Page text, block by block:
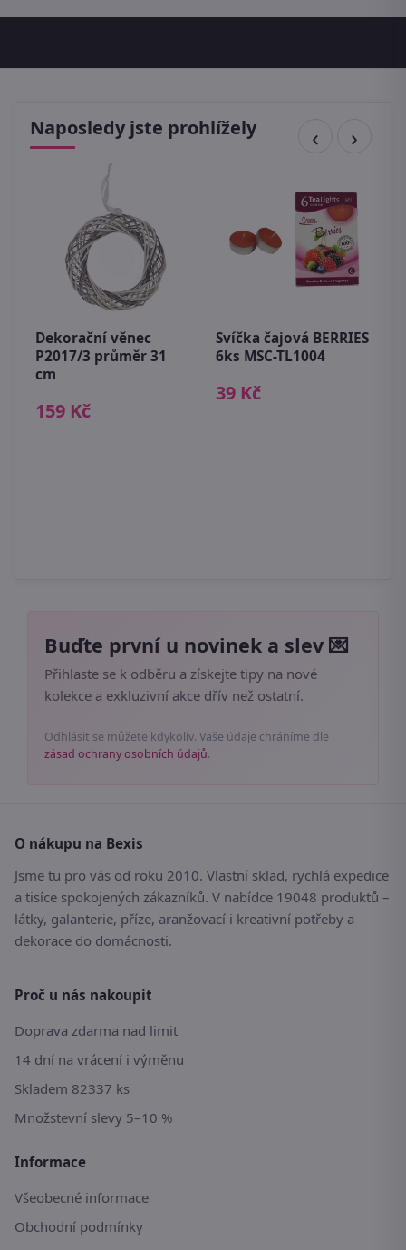
Naposledy jste prohlížely
Dekorační věnec
P2017/3 průměr 31
cm
159 Kč
Svíčka čajová BERRIES
6ks MSC-TL1004
39 Kč
Buďte první u novinek a slev 💌
Přihlaste se k odběru a získejte tipy na nové
kolekce a exkluzivní akce dřív než ostatní.
Odhlásit se můžete kdykoliv. Vaše údaje chráníme dle
zásad ochrany osobních údajů.
O nákupu na Bexis
Jsme tu pro vás od roku 2010. Vlastní sklad, rychlá expedice
a tisíce spokojených zákazníků. V nabídce 19048 produktů –
látky, galanterie, příze, aranžovací i kreativní potřeby a
dekorace do domácnosti.
Proč u nás nakoupit
Doprava zdarma nad limit
14 dní na vrácení i výměnu
Skladem 82337 ks
Množstevní slevy 5–10 %
Informace
Všeobecné informace
Obchodní podmínky